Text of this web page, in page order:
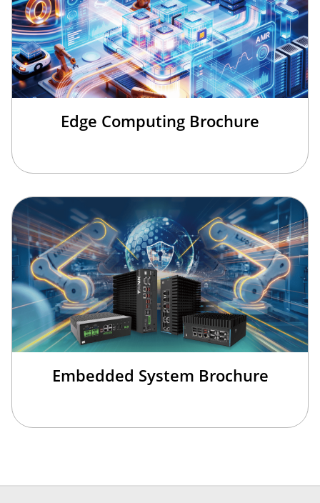
Edge Computing Brochure
Embedded System Brochure